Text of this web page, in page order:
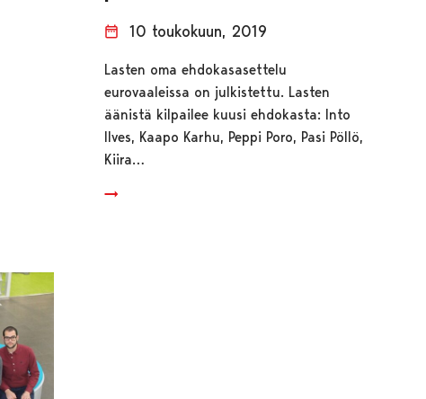
10 toukokuun, 2019
Lasten oma ehdokasasettelu
eurovaaleissa on julkistettu. Lasten
äänistä kilpailee kuusi ehdokasta: Into
Ilves, Kaapo Karhu, Peppi Poro, Pasi Pöllö,
Kiira…